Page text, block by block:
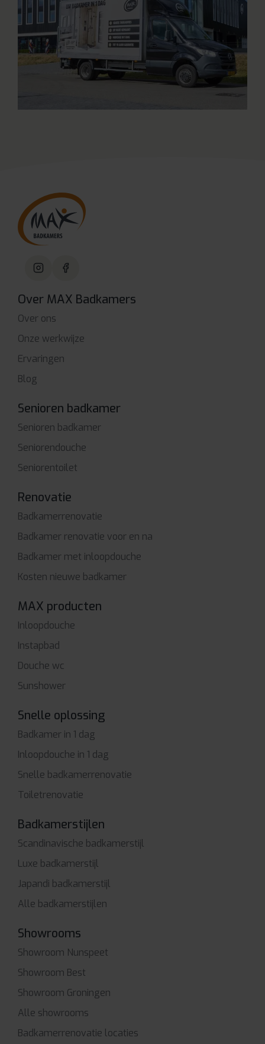
Over MAX Badkamers
Over ons
Onze werkwijze
Ervaringen
Blog
Senioren badkamer
Senioren badkamer
Seniorendouche
Seniorentoilet
Renovatie
Badkamerrenovatie
Badkamer renovatie voor en na
Badkamer met inloopdouche
Kosten nieuwe badkamer
MAX producten
Inloopdouche
Instapbad
Douche wc
Sunshower
Snelle oplossing
Badkamer in 1 dag
Inloopdouche in 1 dag
Snelle badkamerrenovatie
Toiletrenovatie
Badkamerstijlen
Scandinavische badkamerstijl
Luxe badkamerstijl
Japandi badkamerstijl
Alle badkamerstijlen
Showrooms
Showroom Nunspeet
Showroom Best
Showroom Groningen
Alle showrooms
Badkamerrenovatie locaties